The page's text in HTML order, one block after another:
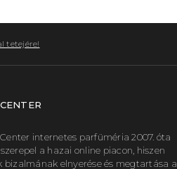
tetejére!
internetes parfüméria 2007. óta
a hazai online piacon, hiszen
bizalmának elnyerése és megtartása a